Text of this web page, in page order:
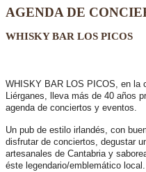
AGENDA DE
WHISKY BAR LOS PICOS
WHISKY BAR LOS PICOS, en la
Liérganes, lleva más de 40 años
agenda de conciertos y eventos.
Un pub de estilo irlandés, con
disfrutar de conciertos, degustar
artesanales de Cantabria y
éste legendario/emblemático local.